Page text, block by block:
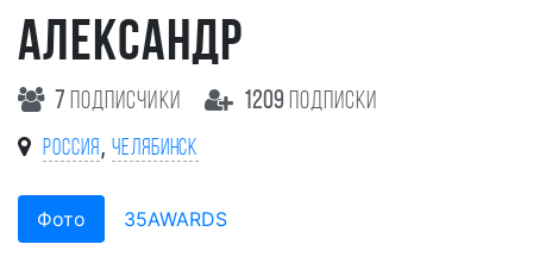
АЛЕКСАНДР
7 подписчики 1209 подписки
Россия , Челябинск
Фото 35AWARDS